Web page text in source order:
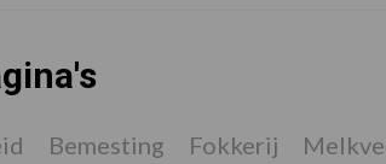
Bemesting Fokkerij